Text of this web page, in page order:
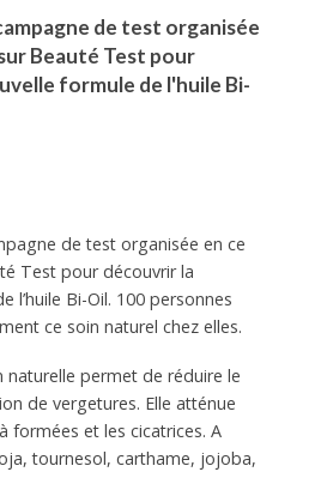
de test organisée
Beauté Test pour
formule de l'huile Bi-
de test organisée en ce
Test pour découvrir la
l’huile Bi-Oil. 100 personnes
ce soin naturel chez elles.
naturelle permet de réduire le
de vergetures. Elle atténue
formées et les cicatrices. A
tournesol, carthame, jojoba,